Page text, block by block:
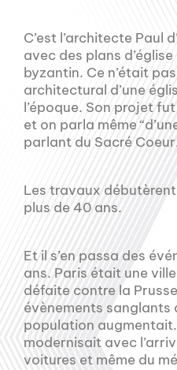
C’est l’architecte Paul
avec des plans
byzantin. Ce n’était
architectural d’une
l’époque. Son projet
et on parla même
parlant du Sacré
Les travaux
plus de 40 ans.
Et il s’en passa des
ans. Paris était une
défaite contre la
évènements sanglants
population
modernisait avec
voitures et même du